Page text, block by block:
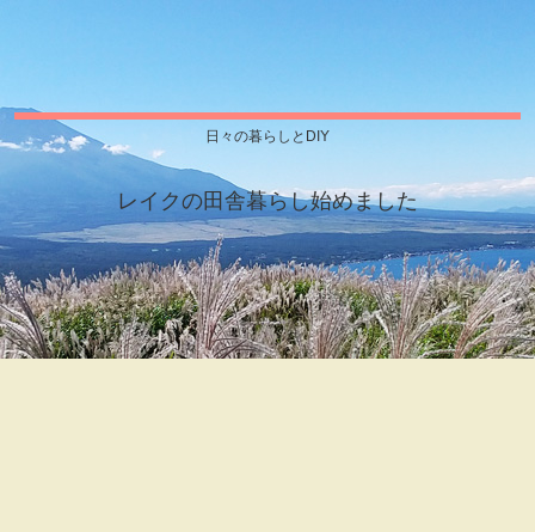
日々の暮らしとDIY
レイクの田舎暮らし始めました